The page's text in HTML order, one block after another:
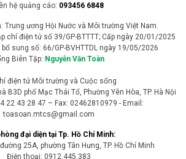
hệ quảng cáo: 093456 6848
Trung ương Hội Nước và Môi trường Việt Nam.
chí điện tử số 39/GP-BTTTT; Cấp ngày 20/01/2025
bổ sung số: 66/GP-BVHTTDL ngày 19/05/2026
Biên Tập: Nguyễn Văn Toàn
điện tử Môi trường và Cuộc sống
B3D phố Mạc Thái Tổ, Phường Yên Hòa, TP. Hà Nội
22 43 28 47 – Fax: 02462810979 - Email:
toasoan.mtcs@gmail.com
đại diện tại Tp. Hồ Chí Minh:
25A, phường Tân Hưng, TP. Hồ Chí Minh
Điện thoại: 0912.445.383